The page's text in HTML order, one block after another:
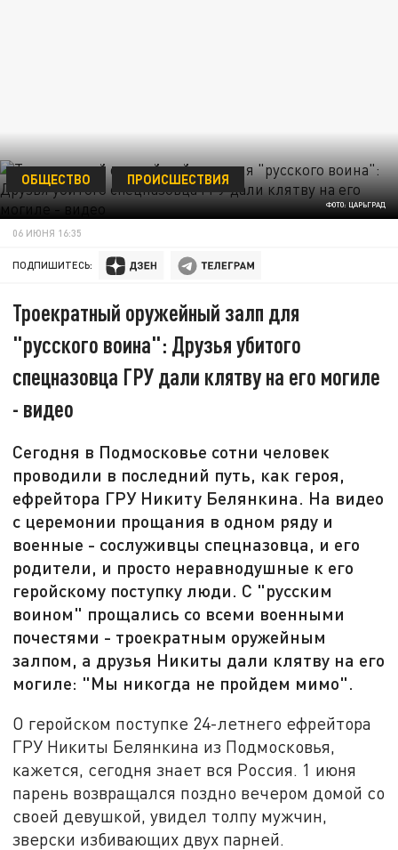
ФОТО: ЦАРЬГРАД
ОБЩЕСТВО ПРОИСШЕСТВИЯ
06 ИЮНЯ 16:35
ПОДПИШИТЕСЬ:
Троекратный оружейный залп для
"русского воина": Друзья убитого
спецназовца ГРУ дали клятву на его могиле
- видео
Сегодня в Подмосковье сотни человек
проводили в последний путь, как героя,
ефрейтора ГРУ Никиту Белянкина. На видео
с церемонии прощания в одном ряду и
военные - сослуживцы спецназовца, и его
родители, и просто неравнодушные к его
геройскому поступку люди. С "русским
воином" прощались со всеми военными
почестями - троекратным оружейным
залпом, а друзья Никиты дали клятву на его
могиле: "Мы никогда не пройдем мимо".
О геройском поступке 24-летнего ефрейтора
ГРУ Никиты Белянкина из Подмосковья,
кажется, сегодня знает вся Россия. 1 июня
парень возвращался поздно вечером домой со
своей девушкой, увидел толпу мужчин,
зверски избивающих двух парней.